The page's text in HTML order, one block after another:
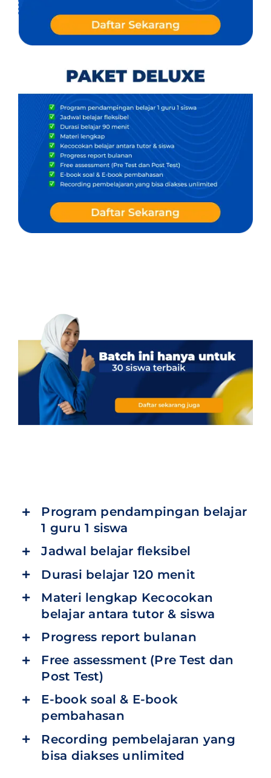
Program pendampingan belajar
1 guru 1 siswa
Jadwal belajar fleksibel
Durasi belajar 120 menit
Materi lengkap Kecocokan
belajar antara tutor & siswa
Progress report bulanan
Free assessment (Pre Test dan
Post Test)
E-book soal & E-book
pembahasan
Recording pembelajaran yang
bisa diakses unlimited